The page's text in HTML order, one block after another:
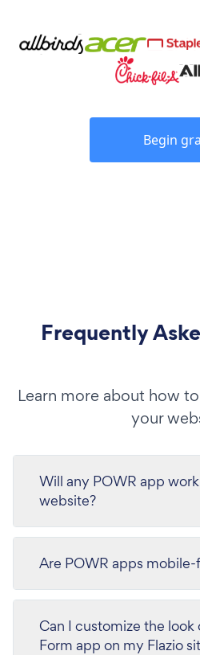
Begin
Frequently
Learn more about how
your
Will any POWR app
website?
Are POWR apps
Can I customize the look
Form app on my Flazio